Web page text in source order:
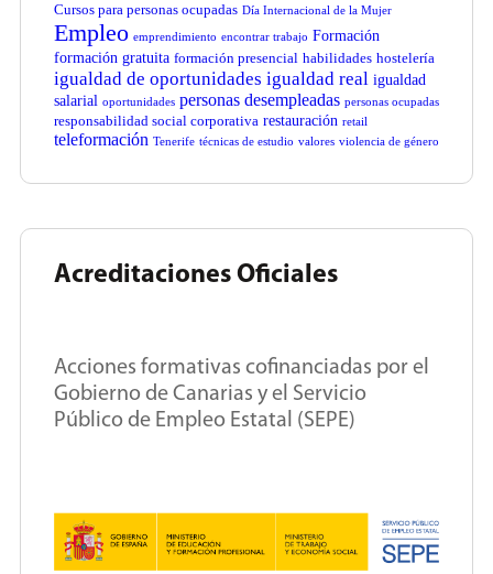
Cursos para personas ocupadas Día Internacional de la Mujer
Empleo emprendimiento encontrar trabajo Formación
formación gratuita formación presencial habilidades hostelería
igualdad de oportunidades igualdad real igualdad
salarial oportunidades personas desempleadas personas ocupadas
responsabilidad social corporativa restauración retail
teleformación Tenerife técnicas de estudio valores violencia de género
Acreditaciones Oficiales
Acciones formativas cofinanciadas por el
Gobierno de Canarias y el Servicio
Público de Empleo Estatal (SEPE)